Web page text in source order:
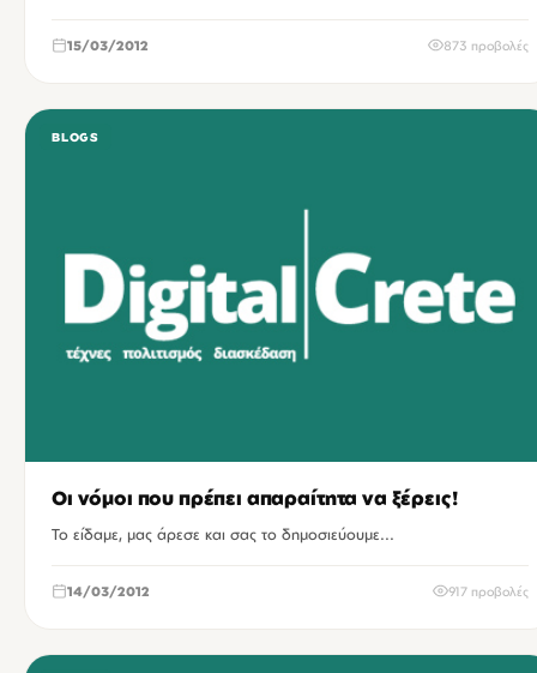
15/03/2012 873 προβολές
BLOGS
Οι νόμοι που πρέπει απαραίτητα να ξέρεις!
Το είδαμε, μας άρεσε και σας το δημοσιεύουμε...
14/03/2012 917 προβολές